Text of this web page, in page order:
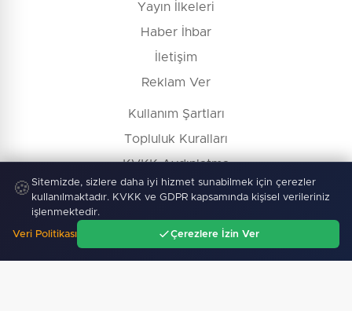
Yayın İlkeleri
Haber İhbar
İletişim
Reklam Ver
Kullanım Şartları
Topluluk Kuralları
KVKK Aydınlatma
Çerez Politikası
İçerik Kaldırma / Düzeltme
🍪 Sitemizde, sizlere daha iyi hizmet sunabilmek için çerezler
kullanılmaktadır. KVKK ve GDPR kapsamında kişisel verileriniz
işlenmektedir.
Veri Politikası Çerezlere İzin Ver
Gündem Ara Menü